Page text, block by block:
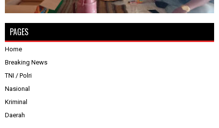
PAGES
Home
Breaking News
TNI / Polri
Nasional
Kriminal
Daerah